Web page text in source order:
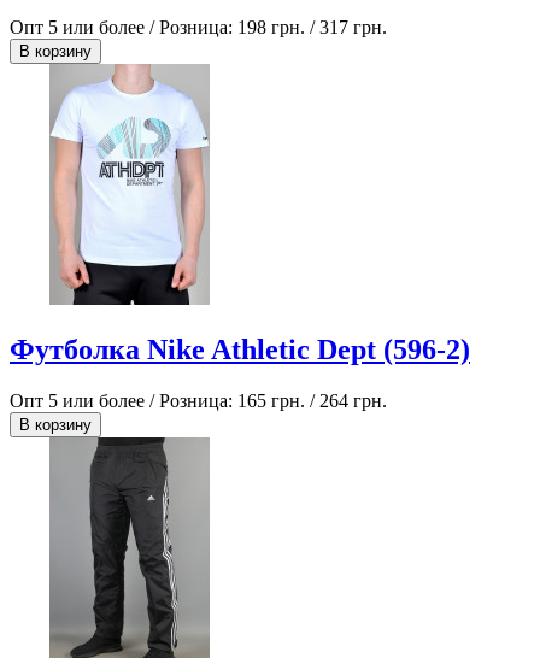
Опт 5 или более / Розница: 198 грн. /317 грн.
В корзину
Футболка Nike Athletic Dept (596-2)
Опт 5 или более / Розница: 165 грн. / 264 грн.
В корзину